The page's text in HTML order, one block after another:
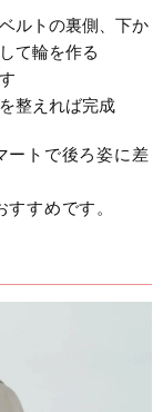
ルトの裏側、下か
て輪を作る
整えれば完成
ートで後ろ姿に差
すめです。